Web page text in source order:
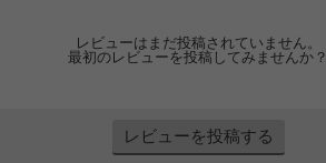
レビューはまだ投稿されていません。
最初のレビューを投稿してみませんか？
レビューを投稿する